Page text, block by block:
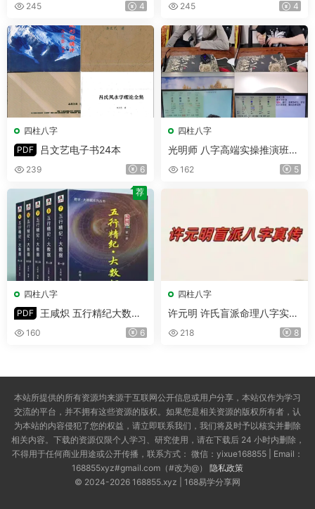
245 4 245 4
四柱八字
PDF
吕文艺电子书24本
239 6
四柱八字
光明师 八字高端实操推演班婚
姻爱情专场 视频3集
162 5
四柱八字
PDF
王咸炽 五行精纪大数据
1-5册 约2091页
160 6
荐
四柱八字
许元明 许氏盲派命理八字实操
班 视频25集(带字幕)
218 8
本站所提供的所有资源均来源于互联网公开信息或用户分享，本站仅作为学习
交流的平台，并不拥有这些资源的版权。如果您是相关资源的版权所有者，认
为本站的内容侵犯了您的权益，请立即联系我们，我们将及时予以核实并删除
相关内容。下载的资源仅限个人学习、研究使用，请在下载后 24 小时内删除，
不得用于任何商业用途或公开传播，联系方式： 微信：yixue168855 | Email：
168855xyz#gmail.com（#改为@） 隐私政策
© 2024-2026 168855.xyz | 168易学分享网